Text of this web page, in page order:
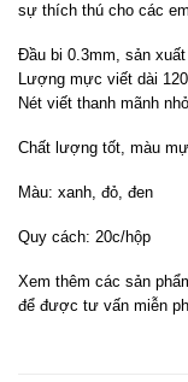
sự thích thú cho các
Đầu bi 0.3mm, sản
Lượng mực viết dài
Nét viết thanh mãnh
Chất lượng tốt, màu
Màu: xanh, đỏ, đen
Quy cách: 20c/hộp
Xem thêm các sản
để được tư vấn miễn